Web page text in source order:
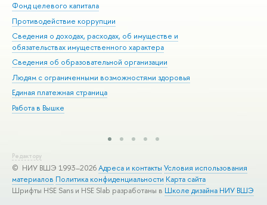
Фонд целевого капитала
Противодействие коррупции
Сведения о доходах, расходах, об имуществе и
обязательствах имущественного характера
Сведения об образовательной организации
Людям с ограниченными возможностями здоровья
Единая платежная страница
Работа в Вышке
Редактору
© НИУ ВШЭ 1993–2026Адреса и контакты Условия использования
материалов Политика конфиденциальности Карта сайта
Шрифты HSE Sans и HSE Slab разработаны в Школе дизайна НИУ ВШЭ